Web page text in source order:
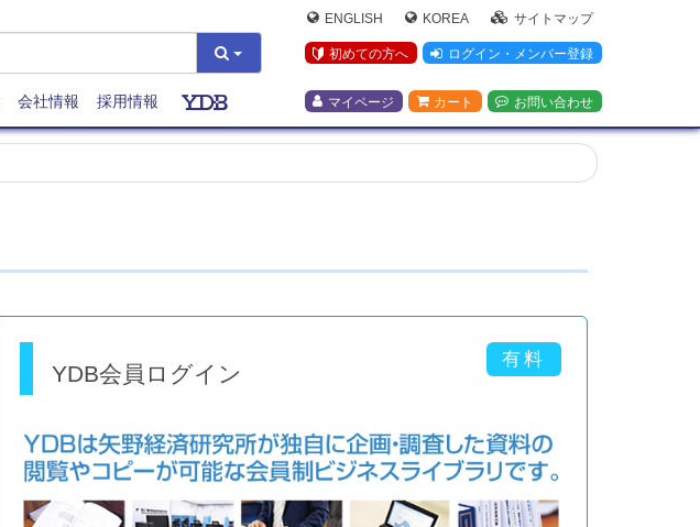
ENGLISH KOREA サイトマップ
初めての方へ ログイン・メンバー登録
マイページ カート お問い合わせ
会社情報 採用情報
YDB会員ログイン